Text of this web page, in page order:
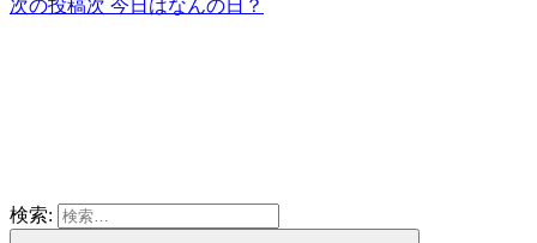
次の投稿次 今日はなんの日？
検索: